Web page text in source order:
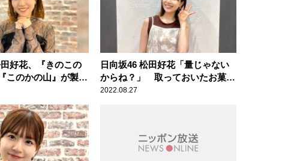
好花、『きのこの
このかの山』が製造
日向坂46 松田好花「量じゃない
からね？」 取っておいたお菓子
を食べてしまった父から届いたお
2022.08.27